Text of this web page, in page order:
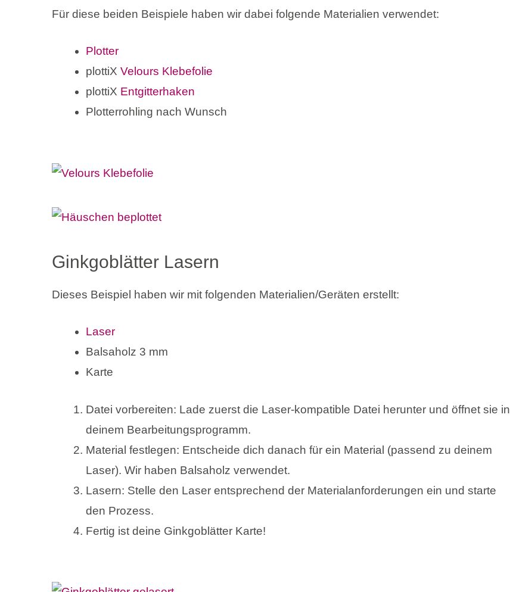
Für diese beiden Beispiele haben wir dabei folgende Materialien verwendet:
Plotter
plottiX Velours Klebefolie
plottiX Entgitterhaken
Plotterrohling nach Wunsch
Ginkgoblätter Lasern
Dieses Beispiel haben wir mit folgenden Materialien/Geräten erstellt:
Laser
Balsaholz 3 mm
Karte
Datei vorbereiten: Lade zuerst die Laser-kompatible Datei herunter und öffnet sie in
deinem Bearbeitungsprogramm.
Material festlegen: Entscheide dich danach für ein Material (passend zu deinem
Laser). Wir haben Balsaholz verwendet.
Lasern: Stelle den Laser entsprechend der Materialanforderungen ein und starte
den Prozess.
Fertig ist deine Ginkgoblätter Karte!